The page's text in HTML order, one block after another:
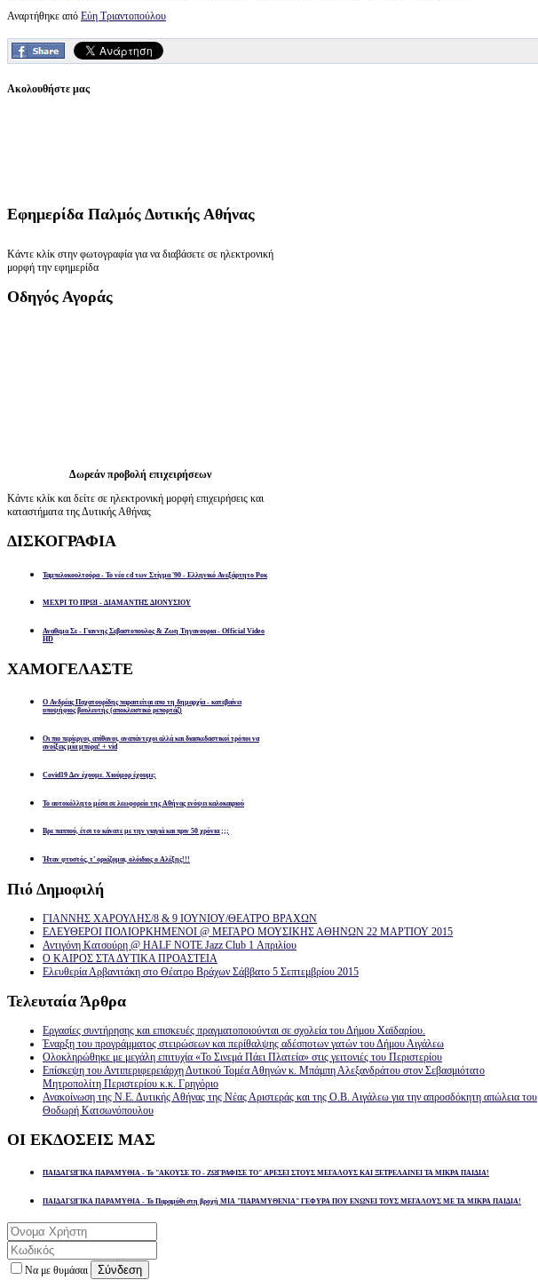
Αναρτήθηκε από Εύη Τριαντοπούλου
Ακολουθήστε μας
Εφημερίδα Παλμός Δυτικής Αθήνας
Κάντε κλίκ στην φωτογραφία για να διαβάσετε σε ηλεκτρονική
μορφή την εφημερίδα
Οδηγός Αγοράς
Δωρεάν προβολή επιχειρήσεων
Κάντε κλίκ και δείτε σε ηλεκτρονική μορφή επιχειρήσεις και
καταστήματα της Δυτικής Αθήνας
ΔΙΣΚΟΓΡΑΦΙΑ
Ταμπελοκουλτούρα - Το νέο cd των Στίγμα '90 - Ελληνικό Ανεξάρτητο Ροκ
ΜΕΧΡΙ ΤΟ ΠΡΩΙ - ΔΙΑΜΑΝΤΗΣ ΔΙΟΝΥΣΙΟΥ
Αναθεμα Σε - Γιαννης Σεβαστοπουλος & Ζωη Τηγανουρια - Official Video
HD
ΧΑΜΟΓΕΛΑΣΤΕ
Ο Ανδρέας Παχατουρίδης παραιτείται απο τη δημαρχία - κατεβαίνει
υποψήφιος βουλευτής (αποκλειστικό ρεπορτάζ)
Οι πιο περίεργοι, απίθανοι, αναπάντεχοι αλλά και διασκεδαστικοί τρόποι να
ανοίξεις μία μπύρα! + vid
Covid19 Δεν έχουμε. Χιούμορ έχουμε;
Το αυτοκόλλητο μέσα σε λεωφορείο της Αθήνας ενόψει καλοκαιριού
Βρε παππού, έτσι το κάνατε με την γιαγιά και πριν 50 χρόνια ;;;
Ήταν φτυστός, τ’ ορκίζομαι, ολόιδιος ο Αλέξης!!!
Πιό Δημοφιλή
ΓΙΑΝΝΗΣ ΧΑΡΟΥΛΗΣ/8 & 9 ΙΟΥΝΙΟΥ/ΘΕΑΤΡΟ ΒΡΑΧΩΝ
ΕΛΕΥΘΕΡΟΙ ΠΟΛΙΟΡΚΗΜΕΝΟΙ @ ΜΕΓΑΡΟ ΜΟΥΣΙΚΗΣ ΑΘΗΝΩΝ 22 ΜΑΡΤΙΟΥ 2015
Αντιγόνη Κατσούρη @ HALF NOTE Jazz Club 1 Απριλίου
Ο ΚΑΙΡΟΣ ΣΤΑ ΔΥΤΙΚΑ ΠΡΟΑΣΤΕΙΑ
Ελευθερία Αρβανιτάκη στο Θέατρο Βράχων Σάββατο 5 Σεπτεμβρίου 2015
Τελευταία Άρθρα
Εργασίες συντήρησης και επισκευές πραγματοποιούνται σε σχολεία του Δήμου Χαϊδαρίου.
Έναρξη του προγράμματος στειρώσεων και περίθαλψης αδέσποτων γατών του Δήμου Αιγάλεω
Ολοκληρώθηκε με μεγάλη επιτυχία «Το Σινεμά Πάει Πλατεία» στις γειτονιές του Περιστερίου
Επίσκεψη του Αντιπεριφερειάρχη Δυτικού Τομέα Αθηνών κ. Μπάμπη Αλεξανδράτου στον Σεβασμιότατο
Μητροπολίτη Περιστερίου κ.κ. Γρηγόριο
Ανακοίνωση της Ν.Ε. Δυτικής Αθήνας της Νέας Αριστεράς και της Ο.Β. Αιγάλεω για την απροσδόκητη απώλεια του
Θοδωρή Κατσωνόπουλου
ΟΙ ΕΚΔΟΣΕΙΣ ΜΑΣ
ΠΑΙΔΑΓΩΓΙΚΑ ΠΑΡΑΜΥΘΙΑ - Το "ΑΚΟΥΣΕ ΤΟ - ΖΩΓΡΑΦΙΣΕ ΤΟ" ΑΡΕΣΕΙ ΣΤΟΥΣ ΜΕΓΑΛΟΥΣ ΚΑΙ ΞΕΤΡΕΛΑΙΝΕΙ ΤΑ ΜΙΚΡΑ ΠΑΙΔΙΑ!
ΠΑΙΔΑΓΩΓΙΚΑ ΠΑΡΑΜΥΘΙΑ - Το Παραμύθι στη βροχή ΜΙΑ "ΠΑΡΑΜΥΘΕΝΙΑ" ΓΕΦΥΡΑ ΠΟΥ ΕΝΩΝΕΙ ΤΟΥΣ ΜΕΓΑΛΟΥΣ ΜΕ ΤΑ ΜΙΚΡΑ ΠΑΙΔΙΑ!
Να με θυμάσαι Σύνδεση